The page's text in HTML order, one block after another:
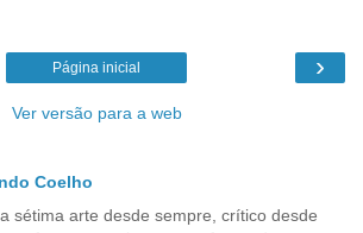
›
Página inicial
Ver versão para a web
Coelho
sétima arte desde sempre, crítico desde